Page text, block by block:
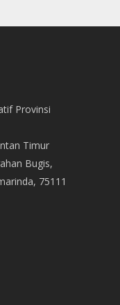
Provinsi
Timur
Bugis,
75111